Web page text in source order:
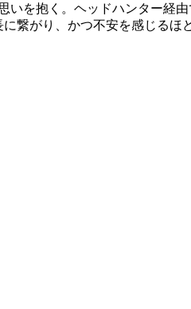
を抱く。ヘッドハンター経
がり、かつ不安を感じるほ